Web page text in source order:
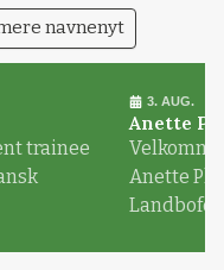
navnenyt
trainee
3. AUG.
Anette
Anette